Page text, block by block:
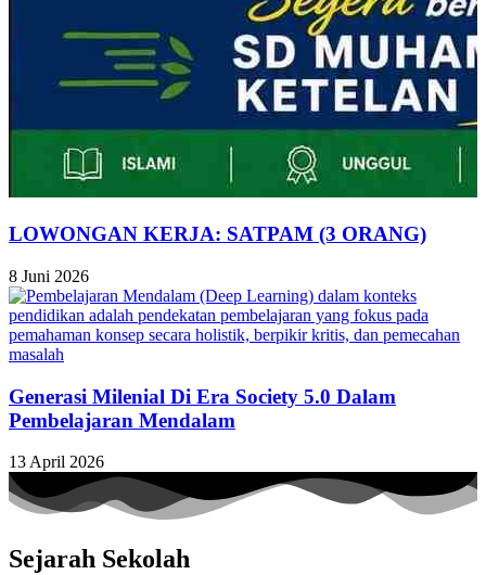
LOWONGAN KERJA: SATPAM (3 ORANG)
8 Juni 2026
Generasi Milenial Di Era Society 5.0 Dalam
Pembelajaran Mendalam
13 April 2026
Sejarah Sekolah